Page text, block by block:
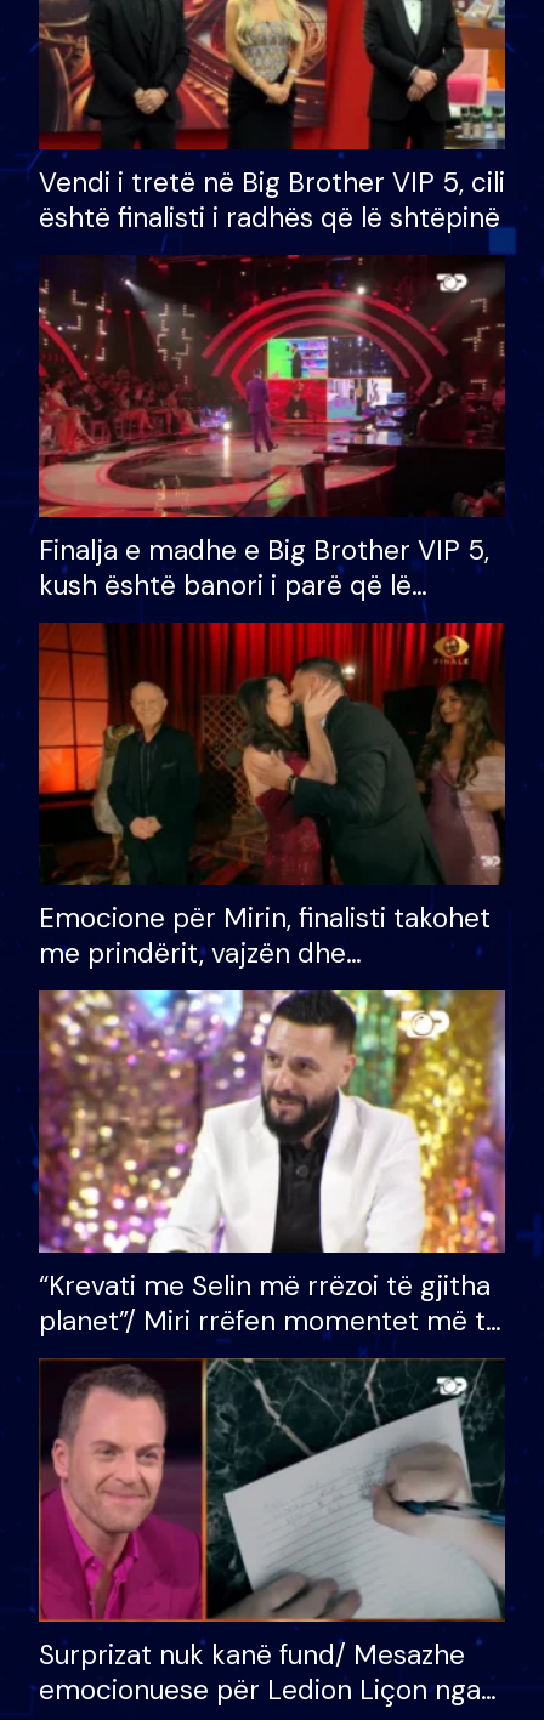
Vendi i tretë në Big Brother VIP 5, cili
është finalisti i radhës që lë shtëpinë
Finalja e madhe e Big Brother VIP 5,
kush është banori i parë që lë
shtëpinë dhe humb mundësinë për
të fituar çmimin e madh
Emocione për Mirin, finalisti takohet
me prindërit, vajzën dhe
bashkëshorten: S’kemi ndonjë letër
divorci apo jo?
“Krevati me Selin më rrëzoi të gjitha
planet”/ Miri rrëfen momentet më të
bukura në shtëpinë e BB VIP: Do më
mungojë zilja e mëngjesit kur…
Surprizat nuk kanë fund/ Mesazhe
emocionuese për Ledion Liçon nga